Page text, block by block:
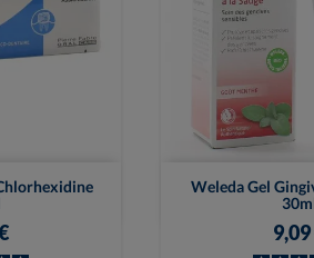
Weleda Gel
9,09
 Vue